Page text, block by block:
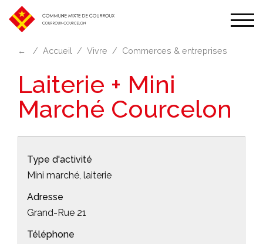
← Accueil Vivre Commerces & entreprises
Laiterie + Mini
Marché Courcelon
Type d'activité
Mini marché, laiterie
Adresse
Grand-Rue 21
Téléphone